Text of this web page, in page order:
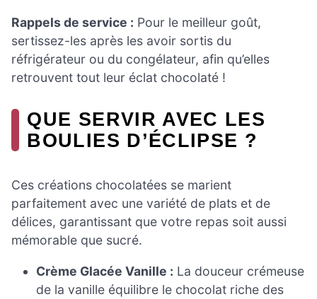
Rappels de service : Pour le meilleur goût,
sertissez-les après les avoir sortis du
réfrigérateur ou du congélateur, afin qu’elles
retrouvent tout leur éclat chocolaté !
QUE SERVIR AVEC LES
BOULIES D’ÉCLIPSE ?
Ces créations chocolatées se marient
parfaitement avec une variété de plats et de
délices, garantissant que votre repas soit aussi
mémorable que sucré.
Crème Glacée Vanille : La douceur crémeuse
de la vanille équilibre le chocolat riche des